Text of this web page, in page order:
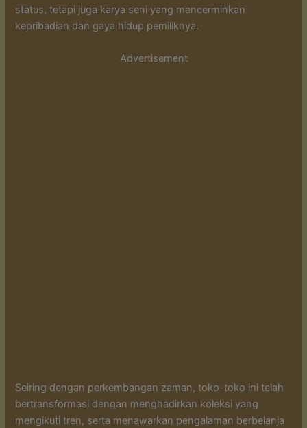
status, tetapi juga karya seni yang mencerminkan
kepribadian dan gaya hidup pemiliknya.
Advertisement
Seiring dengan perkembangan zaman, toko-toko ini telah
bertransformasi dengan menghadirkan koleksi yang
mengikuti tren, serta menawarkan pengalaman berbelanja